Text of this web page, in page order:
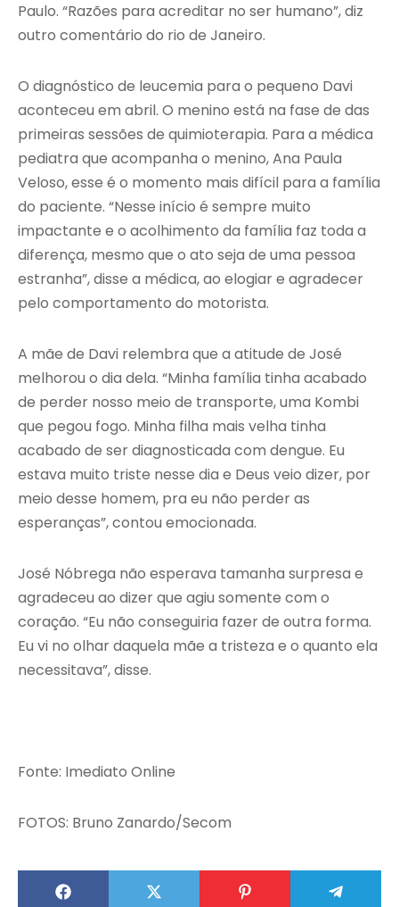
Paulo. “Razões para acreditar no ser humano”, diz
outro comentário do rio de Janeiro.
O diagnóstico de leucemia para o pequeno Davi
aconteceu em abril. O menino está na fase de das
primeiras sessões de quimioterapia. Para a médica
pediatra que acompanha o menino, Ana Paula
Veloso, esse é o momento mais difícil para a família
do paciente. “Nesse início é sempre muito
impactante e o acolhimento da família faz toda a
diferença, mesmo que o ato seja de uma pessoa
estranha”, disse a médica, ao elogiar e agradecer
pelo comportamento do motorista.
A mãe de Davi relembra que a atitude de José
melhorou o dia dela. “Minha família tinha acabado
de perder nosso meio de transporte, uma Kombi
que pegou fogo. Minha filha mais velha tinha
acabado de ser diagnosticada com dengue. Eu
estava muito triste nesse dia e Deus veio dizer, por
meio desse homem, pra eu não perder as
esperanças”, contou emocionada.
José Nóbrega não esperava tamanha surpresa e
agradeceu ao dizer que agiu somente com o
coração. “Eu não conseguiria fazer de outra forma.
Eu vi no olhar daquela mãe a tristeza e o quanto ela
necessitava”, disse.
Fonte: Imediato Online
FOTOS: Bruno Zanardo/Secom